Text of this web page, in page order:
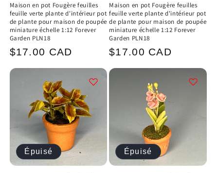
Maison en pot Fougère feuilles
feuille verte plante d'intérieur pot
de plante pour maison de poupée
miniature échelle 1:12 Forever
Garden PLN18
Prix
$17.00 CAD
Maison en pot Fougère feuilles
feuille verte plante d'intérieur pot
de plante pour maison de poupée
miniature échelle 1:12 Forever
Garden PLN18
Prix
$17.00 CAD
Épuisé Épuisé